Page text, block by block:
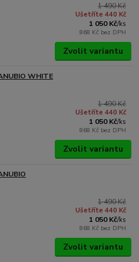
1 490 Kč
Ušetříte 440 Kč
1 050 Kč/ks
868 Kč bez DPH
Zvolit variantu
WHITE
1 490 Kč
Ušetříte 440 Kč
1 050 Kč/ks
868 Kč bez DPH
Zvolit variantu
1 490 Kč
Ušetříte 440 Kč
1 050 Kč/ks
868 Kč bez DPH
Zvolit variantu